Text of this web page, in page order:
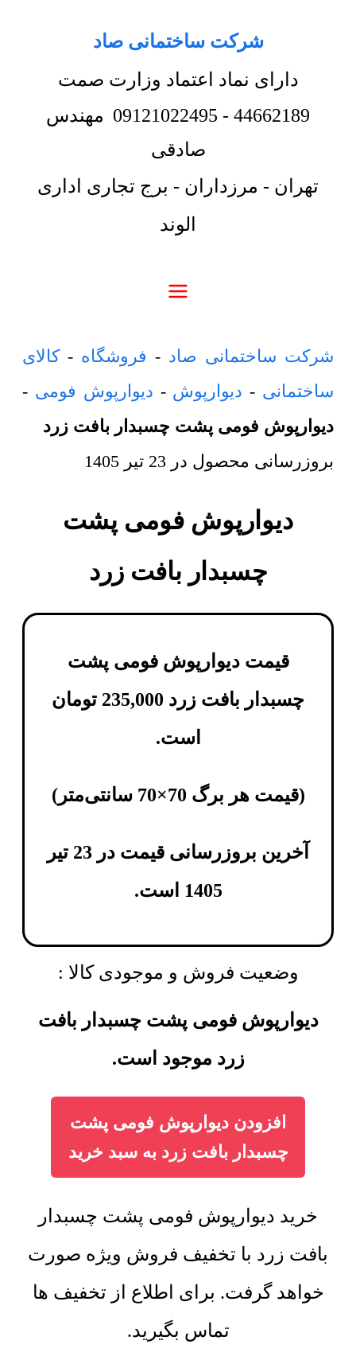
شرکت ساختمانی صاد
دارای نماد اعتماد وزارت صمت
44662189
-
09121022495 مهندس
صادقی
تهران - مرزداران - برج تجاری اداری
الوند
شرکت ساختمانی صاد - فروشگاه -کالای
ساختمانی - دیوارپوش - دیوارپوش فومی -
دیوارپوش فومی پشت چسبدار بافت زرد
بروزرسانی محصول در 23 تیر 1405
دیوارپوش فومی پشت
چسبدار بافت زرد
قیمت دیوارپوش فومی پشت
چسبدار بافت زرد 235,000 تومان
است.
(قیمت هر برگ 70×70 سانتی‌متر )
آخرین بروزرسانی قیمت در 23 تیر
1405 است.
وضعیت فروش و موجودی کالا :
دیوارپوش فومی پشت چسبدار بافت
زرد موجود است.
افزودن دیوارپوش فومی پشت
چسبدار بافت زرد به سبد خرید
خرید دیوارپوش فومی پشت چسبدار
بافت زرد با تخفیف فروش ویژه صورت
خواهد گرفت. برای اطلاع از تخفیف ها
تماس بگیرید.